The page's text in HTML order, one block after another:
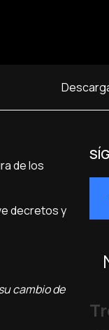
de los
decretos y
cambio de